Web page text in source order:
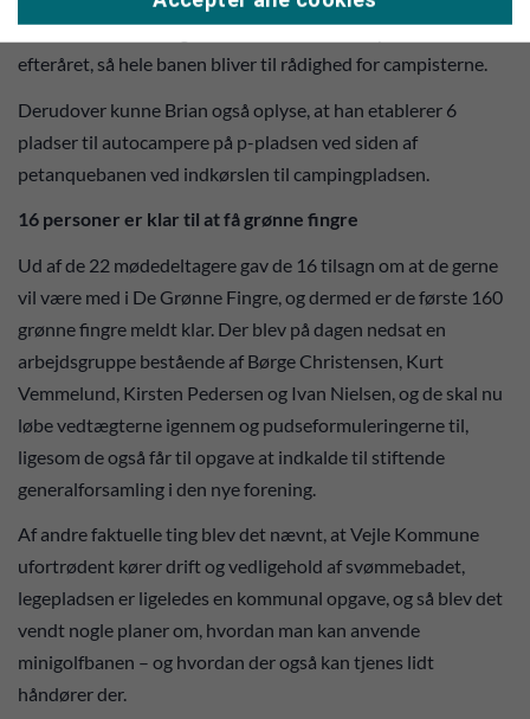
lover, at der bliver lagt strøm ind til de sidste pladser til
efteråret, så hele banen bliver til rådighed for campisterne.
Derudover kunne Brian også oplyse, at han etablerer 6
pladser til autocampere på p-pladsen ved siden af
petanquebanen ved indkørslen til campingpladsen.
16 personer er klar til at få grønne fingre
Ud af de 22 mødedeltagere gav de 16 tilsagn om at de gerne
vil være med i De Grønne Fingre, og dermed er de første 160
grønne fingre meldt klar. Der blev på dagen nedsat en
arbejdsgruppe bestående af Børge Christensen, Kurt
Vemmelund, Kirsten Pedersen og Ivan Nielsen, og de skal nu
løbe vedtægterne igennem og pudseformuleringerne til,
ligesom de også får til opgave at indkalde til stiftende
generalforsamling i den nye forening.
Af andre faktuelle ting blev det nævnt, at Vejle Kommune
ufortrødent kører drift og vedligehold af svømmebadet,
legepladsen er ligeledes en kommunal opgave, og så blev det
vendt nogle planer om, hvordan man kan anvende
minigolfbanen – og hvordan der også kan tjenes lidt
håndører der.